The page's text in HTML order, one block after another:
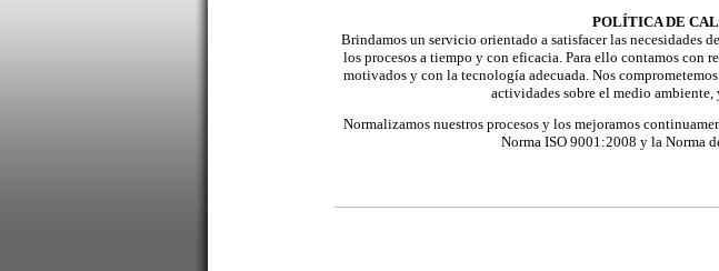
POLÍTICA DE
Brindamos un servicio orientado a satisfacer las necesidades
los procesos a tiempo y con eficacia. Para ello contamos con
motivados y con la tecnología adecuada. Nos
actividades sobre el medio ambiente,
Normalizamos nuestros procesos y los mejoramos
Norma ISO 9001:2008 y la Norma